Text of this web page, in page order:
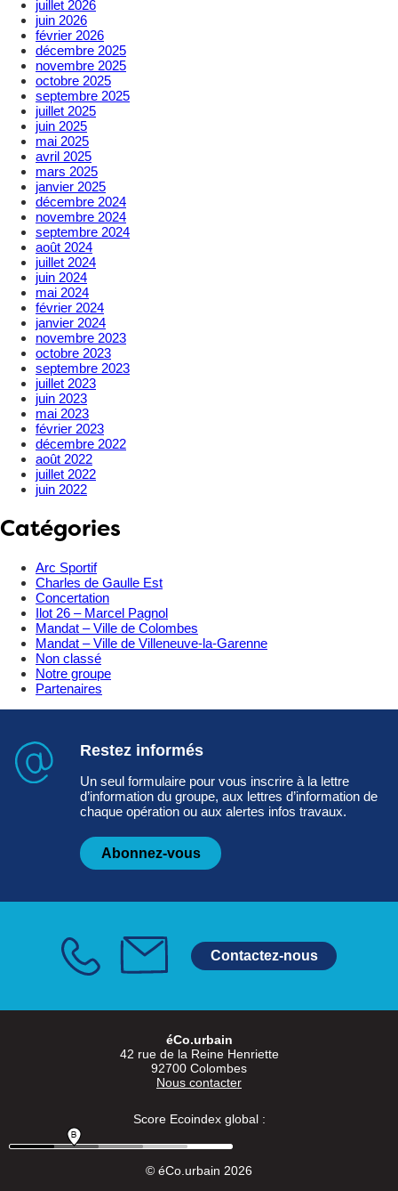
juillet 2026
juin 2026
février 2026
décembre 2025
novembre 2025
octobre 2025
septembre 2025
juillet 2025
juin 2025
mai 2025
avril 2025
mars 2025
janvier 2025
décembre 2024
novembre 2024
septembre 2024
août 2024
juillet 2024
juin 2024
mai 2024
février 2024
janvier 2024
novembre 2023
octobre 2023
septembre 2023
juillet 2023
juin 2023
mai 2023
février 2023
décembre 2022
août 2022
juillet 2022
juin 2022
Catégories
Arc Sportif
Charles de Gaulle Est
Concertation
Ilot 26 – Marcel Pagnol
Mandat – Ville de Colombes
Mandat – Ville de Villeneuve-la-Garenne
Non classé
Notre groupe
Partenaires
Restez informés
Un seul formulaire pour vous inscrire à la lettre
d’information du groupe, aux lettres d’information de
chaque opération ou aux alertes infos travaux.
Abonnez-vous
Contactez-nous
éCo.urbain
42 rue de la Reine Henriette
92700 Colombes
Nous contacter
Score Ecoindex global :
© éCo.urbain 2026